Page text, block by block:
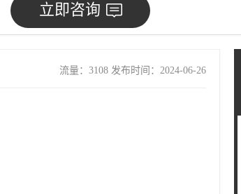
立即咨询
流量：3108 发布时间：2024-06-26